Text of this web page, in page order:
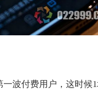
一波付费用户，这时候